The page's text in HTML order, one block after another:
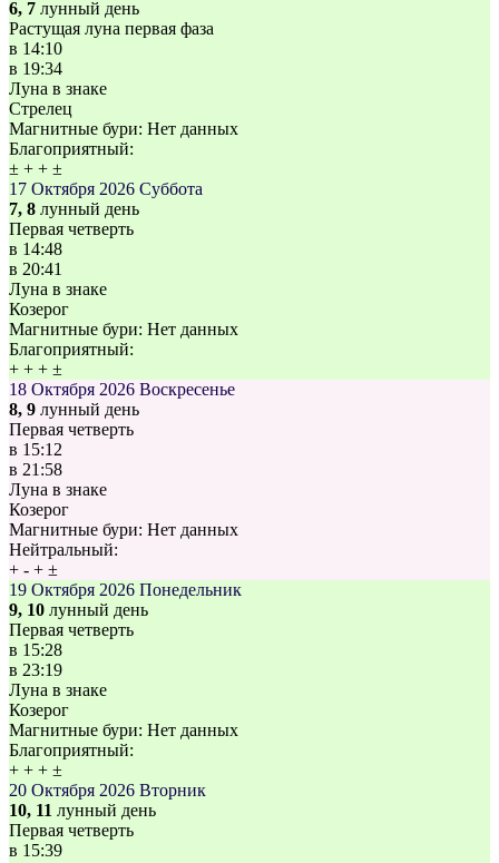
6, 7 лунный день
Растущая луна первая фаза
в 14:10
в 19:34
Луна в знаке
Стрелец
Магнитные бури: Нет данных
Благоприятный:
± + + ±
17 Октября 2026 Суббота
7, 8 лунный день
Первая четверть
в 14:48
в 20:41
Луна в знаке
Козерог
Магнитные бури: Нет данных
Благоприятный:
+ + + ±
18 Октября 2026 Воскресенье
8, 9 лунный день
Первая четверть
в 15:12
в 21:58
Луна в знаке
Козерог
Магнитные бури: Нет данных
Нейтральный:
+ - + ±
19 Октября 2026 Понедельник
9, 10 лунный день
Первая четверть
в 15:28
в 23:19
Луна в знаке
Козерог
Магнитные бури: Нет данных
Благоприятный:
+ + + ±
20 Октября 2026 Вторник
10, 11 лунный день
Первая четверть
в 15:39